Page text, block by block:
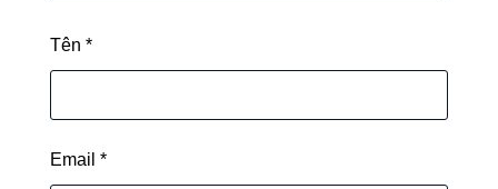
Tên *
Email *